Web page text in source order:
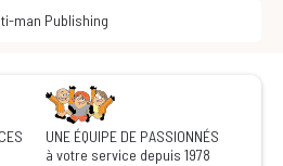
man Publishing
UNE ÉQUIPE DE PASSIONNÉS
à votre service depuis 1978